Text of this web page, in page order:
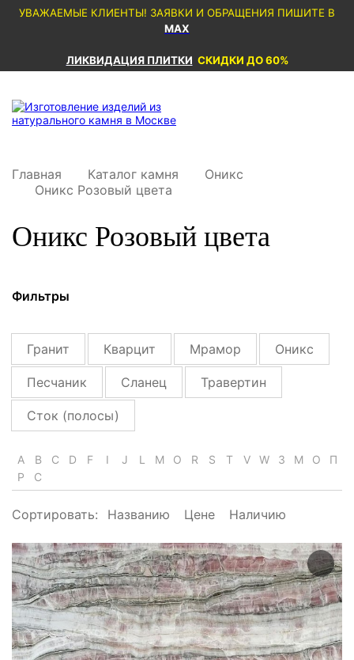
УВАЖАЕМЫЕ КЛИЕНТЫ! ЗАЯВКИ И ОБРАЩЕНИЯ ПИШИТЕ В
MAX
ЛИКВИДАЦИЯ ПЛИТКИ СКИДКИ ДО 60%
Главная Каталог камня
Оникс
Оникс Розовый цвета
Оникс Розовый цвета
Фильтры
Гранит Кварцит Мрамор Оникс
Песчаник Сланец Травертин
Сток (полосы)
A B C D F I J L M O R S T V W З М О
П
Р
С
Сортировать: Названию Цене Наличию